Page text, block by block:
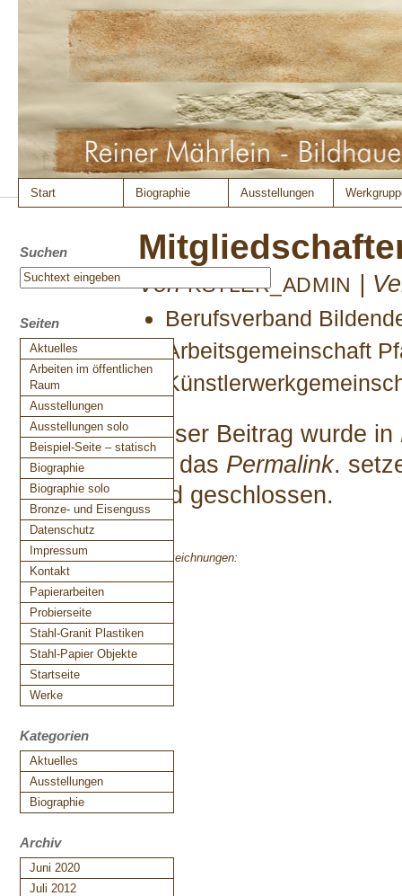
Start Biographie Ausstellungen
VonKSTLER_ADMIN |
Berufsverband
Arbeitsgemeinschaft
Dieser Beitrag wurde in
auf das Permalink.
sind geschlossen.
«Auszeichnungen:
Suchen
Seiten
Aktuelles
Arbeiten im öffentlichen
Raum
Ausstellungen
Ausstellungen solo
Beispiel-Seite – statisch
Biographie
Biographie solo
Bronze- und Eisenguss
Datenschutz
Impressum
Kontakt
Papierarbeiten
Probierseite
Stahl-Granit Plastiken
Stahl-Papier Objekte
Startseite
Werke
Kategorien
Aktuelles
Ausstellungen
Biographie
Archiv
Juni 2020
Juli 2012